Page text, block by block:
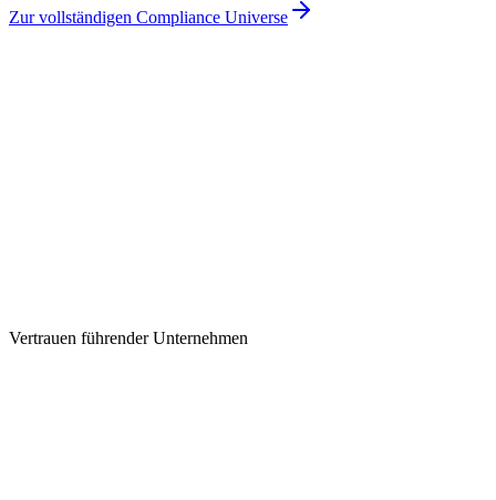
Zur vollständigen Compliance Universe
Vertrauen führender Unternehmen